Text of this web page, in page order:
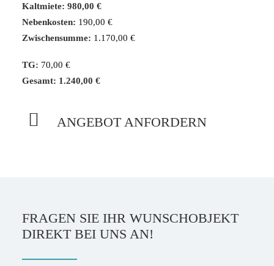
Kaltmiete: 980,00 €
Nebenkosten: 190,00 €
Zwischensumme: 1.170,00 €
TG: 70,00 €
Gesamt: 1.240,00 €
ANGEBOT ANFORDERN
FRAGEN SIE IHR WUNSCHOBJEKT
DIREKT BEI UNS AN!